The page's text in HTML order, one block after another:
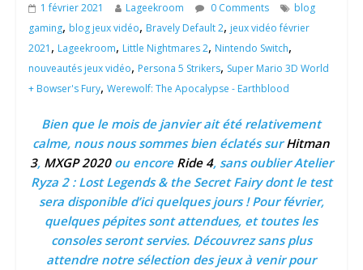
1 février 2021 Lageekroom 0 Comments
blog
gaming, blog jeux vidéo, Bravely Default 2, jeux vidéo février
2021 , Lageekroom, Little Nightmares 2, Nintendo Switch,
nouveautés jeux vidéo, Persona 5 Strikers, Super Mario 3D World
+ Bowser's Fury, Werewolf: The Apocalypse - Earthblood
Bien que le mois de janvier ait été relativement
calme, nous nous sommes bien éclatés surHitman
3, MXGP 2020ou encore Ride 4, sans oublier Atelier
Ryza 2 : Lost Legends & the Secret Fairy dont le test
sera disponible d’ici quelques jours ! Pour février,
quelques pépites sont attendues, et toutes les
consoles seront servies. Découvrez sans plus
attendre notre sélection des jeux à venir pour